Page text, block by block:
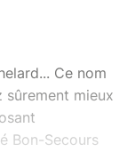
Ce nom
sûrement mieux
Bon-Secours